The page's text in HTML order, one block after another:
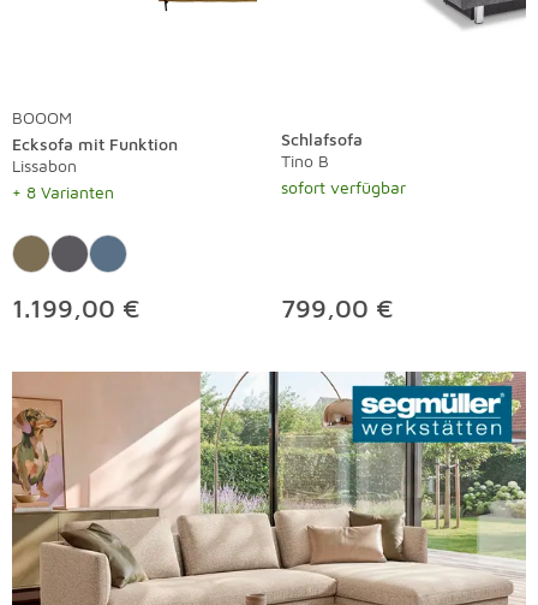
BOOOM
Ecksofa mit Funktion
Lissabon
+ 8 Varianten
1.199,00 €
Schlafsofa
Tino B
sofort verfügbar
799,00 €